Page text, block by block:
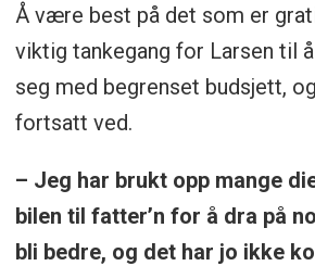
Å være best på det som er
viktig tankegang for Larsen til
seg med begrenset budsjett,
fortsatt ved.
– Jeg har brukt opp mange
bilen til fatter’n for å dra på
bli bedre, og det har jo ikke